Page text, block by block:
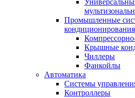
Промышленные
кондиционирования
Крышные
Чиллеры
Фанкойлы
Автоматика
Системы
Контроллеры